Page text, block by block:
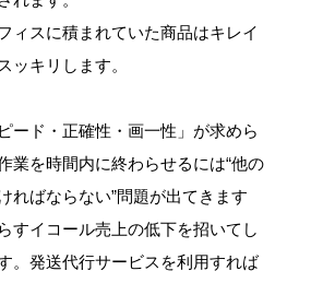
ィスに積まれていた商品はキレイ
ッキリします。
ード・正確性・画一性」が求めら
業を時間内に終わらせるには“他の
ればならない”問題が出てきます
すイコール売上の低下を招いてし
。発送代行サービスを利用すれば